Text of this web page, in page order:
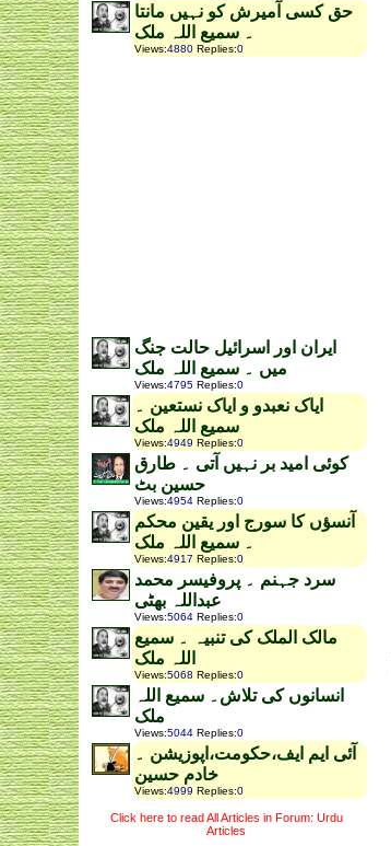
حق کسی آمیرش کو نہیں مانتا
۔ سمیع اللہ ملک
Views:4880 Replies:0
ایران اور اسرائیل حالت جنگ
میں ۔ سمیع اللہ ملک
Views:4795 Replies:0
ایاک نعبدو و ایاک نستعین ۔
سمیع اللہ ملک
Views:4949 Replies:0
کوئی امید بر نہیں آتی ۔ طارق
حسین بٹ
Views:4954 Replies:0
آنسؤں کا سورج اور یقین محکم
۔ سمیع اللہ ملک
Views:4917 Replies:0
سرد جہنم ۔ پروفیسر محمد
عبداللہ بھٹی
Views:5064 Replies:0
مالک الملک کی تنبیہ ۔ سمیع
اللہ ملک
Views:5068 Replies:0
انسانوں کی تلاش۔ سمیع اللہ
ملک
Views:5044 Replies:0
آئی ایم ایف،حکومت،اپوزیشن ۔
خادم حسین
Views:4999 Replies:0
Click here to read All Articles in Forum: Urdu
Articles